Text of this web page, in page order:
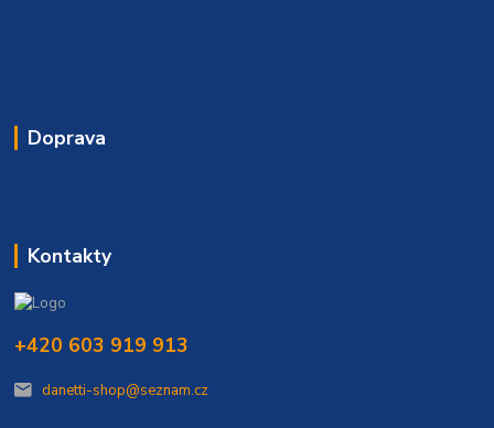
Doprava
Kontakty
+420 603 919 913
danetti-shop@seznam.cz